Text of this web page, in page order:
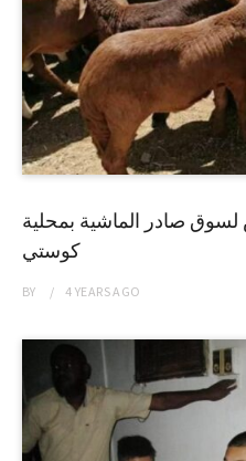
صادر الماشية بمحلية
كوستي
BY 4 YEARSAGO